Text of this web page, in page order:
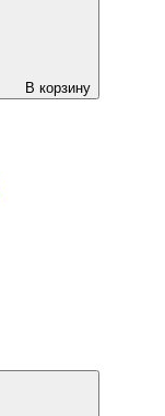
В корзину